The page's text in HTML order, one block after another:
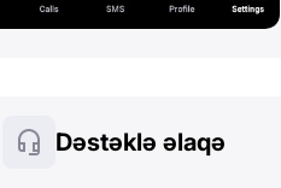
Dəstəklə əlaqə